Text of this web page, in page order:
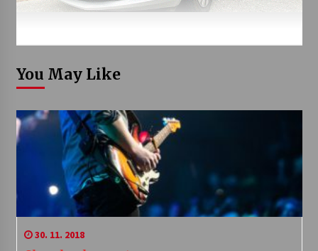
You May Like
30. 11. 2018